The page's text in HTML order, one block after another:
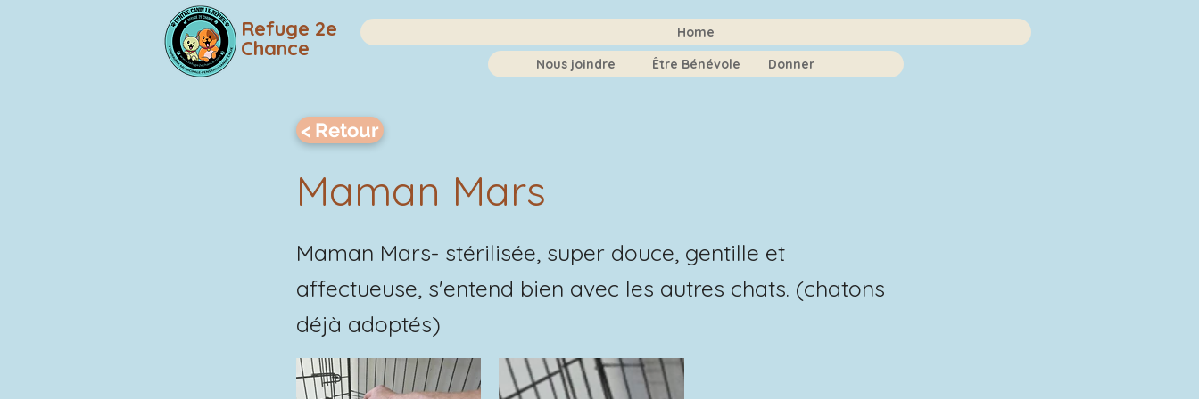
Refuge 2e
Chance
Home
Nous joindre
Être Bénévole Donner
< Retour
Maman Mars
Maman Mars- stérilisée, super douce, gentille et
affectueuse, s'entend bien avec les autres chats. (chatons
déjà adoptés)